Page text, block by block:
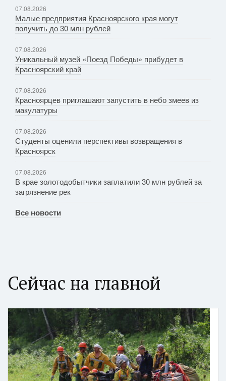
07.08.2026
Малые предприятия Красноярского края могут
получить до 30 млн рублей
07.08.2026
Уникальный музей «Поезд Победы» прибудет в
Красноярский край
07.08.2026
Красноярцев приглашают запустить в небо змеев из
макулатуры
07.08.2026
Студенты оценили перспективы возвращения в
Красноярск
07.08.2026
В крае золотодобытчики заплатили 30 млн рублей за
загрязнение рек
Все новости
Сейчас на главной